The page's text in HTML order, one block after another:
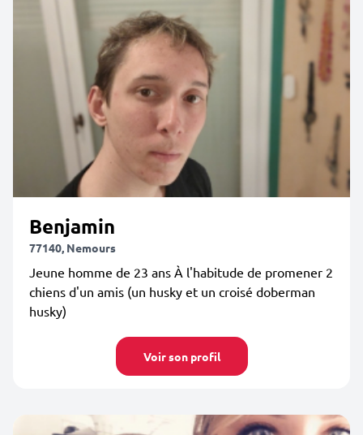
Benjamin
77140, Nemours
Jeune homme de 23 ans À l'habitude de promener 2
chiens d'un amis (un husky et un croisé doberman
husky)
Voir son profil